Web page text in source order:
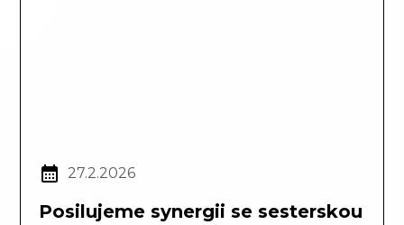
27.2.2026
Posilujeme synergii se sesterskou